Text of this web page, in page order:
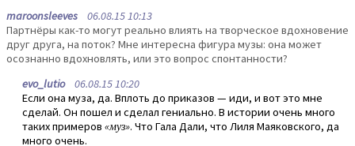
maroonsleeves 06.08.15 10:13
Партнёры как-то могут реально влиять на творческое вдохновение
друг друга, на поток? Мне интересна фигура музы: она может
осознанно вдохновлять, или это вопрос спонтанности?
evo_lutio06.08.15 10:20
Если она муза, да. Вплоть до приказов — иди, и вот это мне
сделай. Он пошел и сделал гениально. В истории очень много
таких примеров «муз». Что Гала Дали, что Лиля Маяковского, да
много очень.